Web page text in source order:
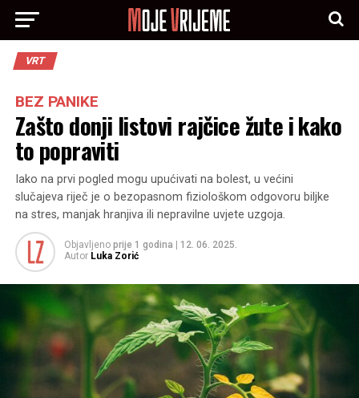
VRT
BEZ PANIKE
Zašto donji listovi rajčice žute i kako
to popraviti
Iako na prvi pogled mogu upućivati na bolest, u većini
slučajeva riječ je o bezopasnom fiziološkom odgovoru biljke
na stres, manjak hranjiva ili nepravilne uvjete uzgoja.
Objavljeno prije 1 godina
12. 06. 2025.
Autor Luka Zorić